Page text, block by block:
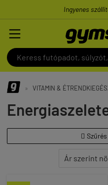
Ingyenes
» VITAMIN &
